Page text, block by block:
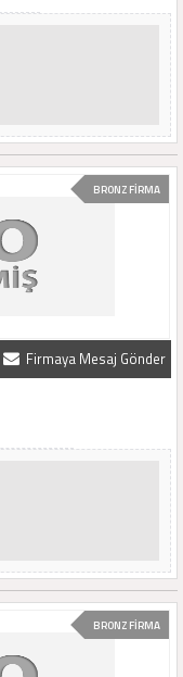
BRONZ FİRMA
Firmaya Mesaj Gönder
BRONZ FİRMA